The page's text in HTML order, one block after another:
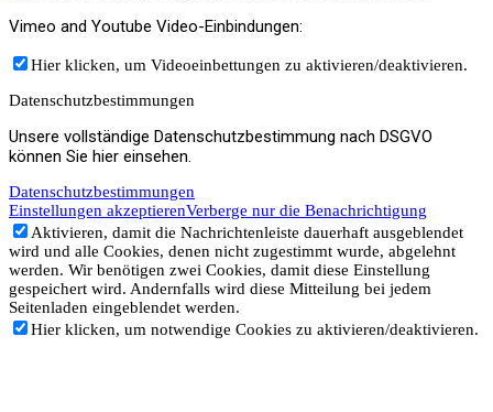
Vimeo and Youtube Video-Einbindungen:
Hier klicken, um Videoeinbettungen zu aktivieren/deaktivieren.
Datenschutzbestimmungen
Unsere vollständige Datenschutzbestimmung nach DSGVO
können Sie hier einsehen.
Datenschutzbestimmungen
Einstellungen akzeptierenVerberge nur die Benachrichtigung
Aktivieren, damit die Nachrichtenleiste dauerhaft ausgeblendet
wird und alle Cookies, denen nicht zugestimmt wurde, abgelehnt
werden. Wir benötigen zwei Cookies, damit diese Einstellung
gespeichert wird. Andernfalls wird diese Mitteilung bei jedem
Seitenladen eingeblendet werden.
Hier klicken, um notwendige Cookies zu aktivieren/deaktivieren.